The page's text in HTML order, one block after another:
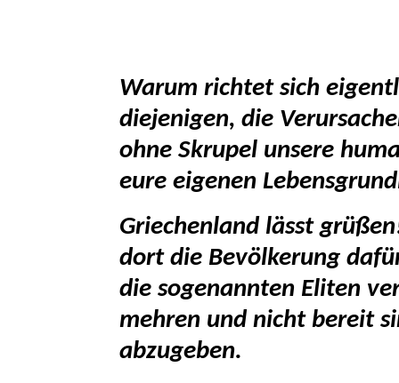
Warum richtet sich
diejenigen, die
ohne Skrupel unsere
eure eigenen
Griechenland lässt
dort die Bevölkerung
die sogenannten Eliten
mehren und nicht bereit
abzugeben.